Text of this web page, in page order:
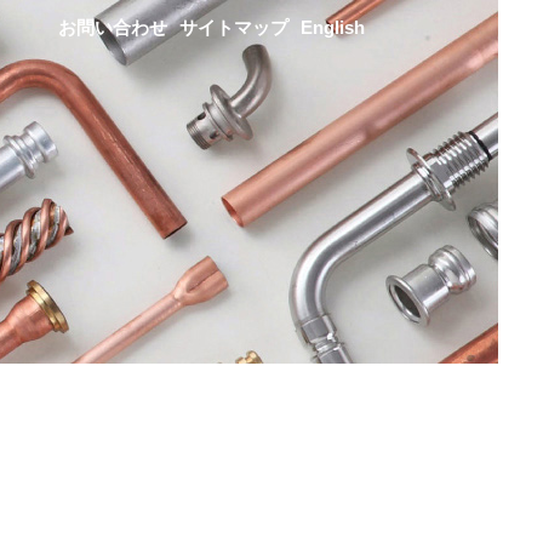
お問い合わせ サイトマップ English